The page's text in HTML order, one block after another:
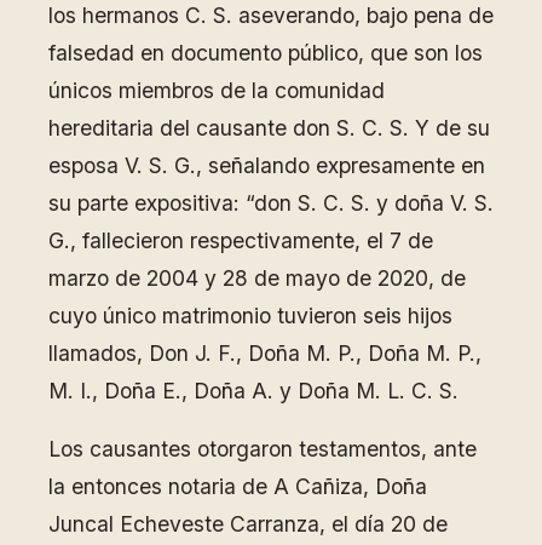
los hermanos C. S. aseverando, bajo pena de
falsedad en documento público, que son los
únicos miembros de la comunidad
hereditaria del causante don S. C. S. Y de su
esposa V. S. G., señalando expresamente en
su parte expositiva: “don S. C. S. y doña V. S.
G., fallecieron respectivamente, el 7 de
marzo de 2004 y 28 de mayo de 2020, de
cuyo único matrimonio tuvieron seis hijos
llamados, Don J. F., Doña M. P., Doña M. P.,
M. I., Doña E., Doña A. y Doña M. L. C. S.
Los causantes otorgaron testamentos, ante
la entonces notaria de A Cañiza, Doña
Juncal Echeveste Carranza, el día 20 de